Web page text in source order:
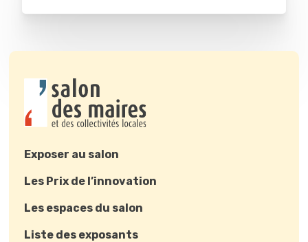
Exposer au salon
Les Prix de l’innovation
Les espaces du salon
Liste des exposants